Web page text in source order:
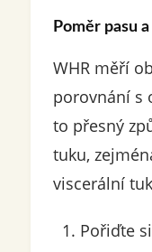
Poměr pasu
WHR měří
porovnání s
to přesný
tuku,
viscerální
Pořiďte